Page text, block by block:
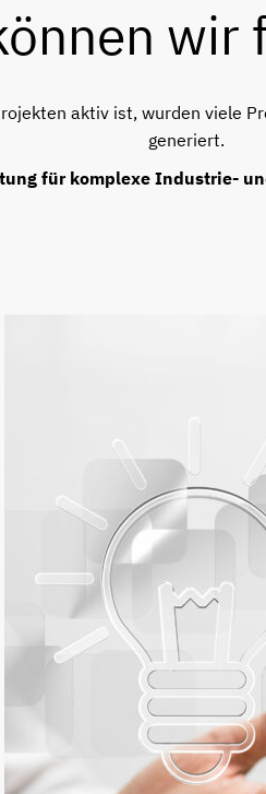
wir
aktiv ist, wurden viele
generiert.
für komplexe Industrie-